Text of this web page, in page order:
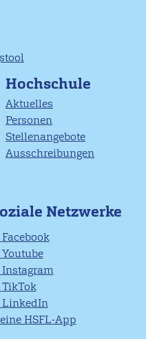
Hochschule
Aktuelles
Personen
Stellenangebote
Ausschreibungen
Netzwerke
Facebook
Youtube
Instagram
TikTok
LinkedIn
HSFL-App